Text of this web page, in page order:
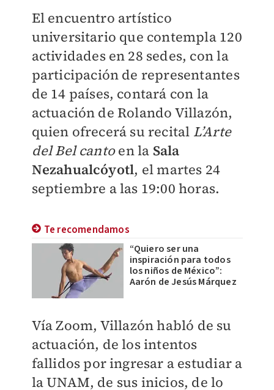
El encuentro artístico
universitario que contempla 120
actividades en 28 sedes, con la
participación de representantes
de 14 países, contará con la
actuación de Rolando Villazón,
quien ofrecerá su recital L’Arte
del Bel cantoen la Sala
Nezahualcóyotl, el martes 24
septiembre a las 19:00 horas.
Te recomendamos
“Quiero ser una
inspiración para todos
los niños de México”:
Aarón de Jesús Márquez
​Vía Zoom, Villazón habló de su
actuación, de los intentos
fallidos por ingresar a estudiar a
la UNAM, de sus inicios, de lo